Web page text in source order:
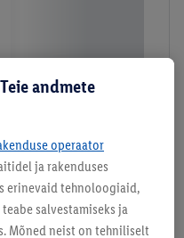
andmete
operaator
ja rakenduses
erinevaid tehnoloogiaid,
salvestamiseks ja
Mõned neist on tehniliselt